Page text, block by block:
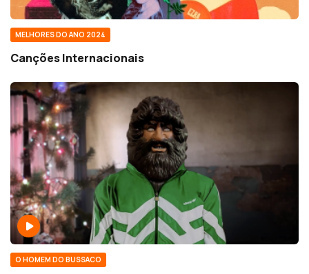
MELHORES DO ANO 2024
Canções Internacionais
O HOMEM DO BUSSACO